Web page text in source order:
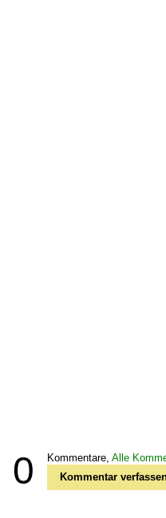
0 Kommentare, Alle
Kommentar